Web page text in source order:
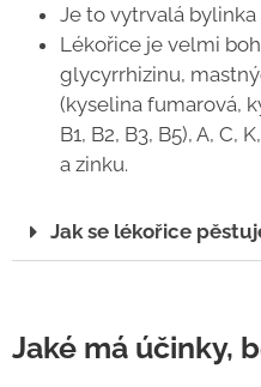
Je to vytrvalá
Lékořice je velmi
glycyrrhizinu,
(kyselina fumarová,
B1, B2, B3, B5), A,
a zinku.
Jak se lékořice
Jaké má účinky,